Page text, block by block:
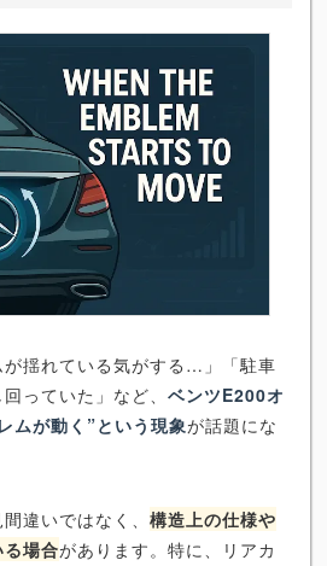
が揺れている気がする…」「駐車
っていた」など、 ベンツE200オ
ムが動く”という現象が話題にな
違いではなく、 構造上の仕様や
る場合があります。特に、リアカ